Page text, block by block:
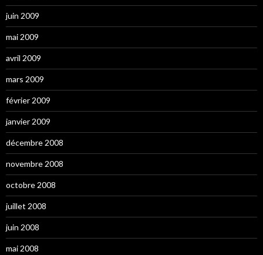
juin 2009
mai 2009
avril 2009
mars 2009
février 2009
janvier 2009
décembre 2008
novembre 2008
octobre 2008
juillet 2008
juin 2008
mai 2008